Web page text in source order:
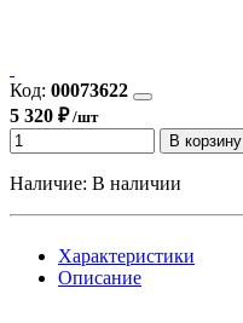
Код: 00073622
5 320 ₽/шт
В корзину
Наличие: В наличии
Характеристики
Описание